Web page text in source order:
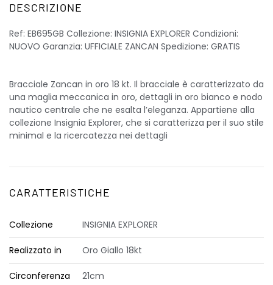
DESCRIZIONE
Ref: EB695GB Collezione: INSIGNIA EXPLORER Condizioni:
NUOVO Garanzia: UFFICIALE ZANCAN Spedizione: GRATIS
Bracciale Zancan in oro 18 kt. Il bracciale è caratterizzato da
una maglia meccanica in oro, dettagli in oro bianco e nodo
nautico centrale che ne esalta l’eleganza. Appartiene alla
collezione Insignia Explorer, che si caratterizza per il suo stile
minimal e la ricercatezza nei dettagli
CARATTERISTICHE
Collezione INSIGNIA EXPLORER
Realizzato in Oro Giallo 18kt
Circonferenza 21cm